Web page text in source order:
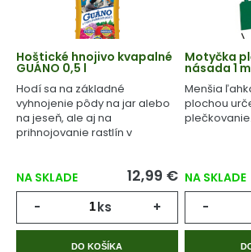
Hoštické hnojivo kvapalné
GUÁNO 0,5 l
Hodí sa na základné
vyhnojenie pôdy na jar alebo
na jeseň, ale aj na
prihnojovanie rastlín v
NA SKLADE 12,99 €
- ks +
DO KOŠÍKA
Motyčka
násada 1 m
Menšia
plochou
plečkovanie.
NA SKLADE
-